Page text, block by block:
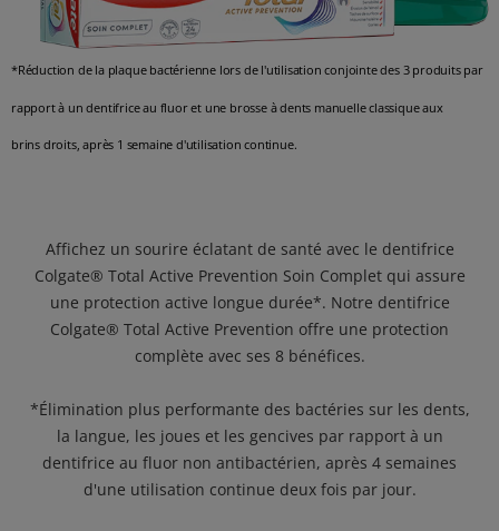
*Réduction de la plaque bactérienne lors de l'utilisation conjointe des 3 produits par
rapport à un dentifrice au fluor et une brosse à dents manuelle classique aux
brins droits, après 1 semaine d'utilisation continue.
Affichez un sourire éclatant de santé avec le dentifrice
Colgate® Total Active Prevention Soin Complet qui assure
une protection active longue durée*. Notre dentifrice
Colgate® Total Active Prevention offre une protection
complète avec ses 8 bénéfices.
*Élimination plus performante des bactéries sur les dents,
la langue, les joues et les gencives par rapport à un
dentifrice au fluor non antibactérien, après 4 semaines
d'une utilisation continue deux fois par jour.